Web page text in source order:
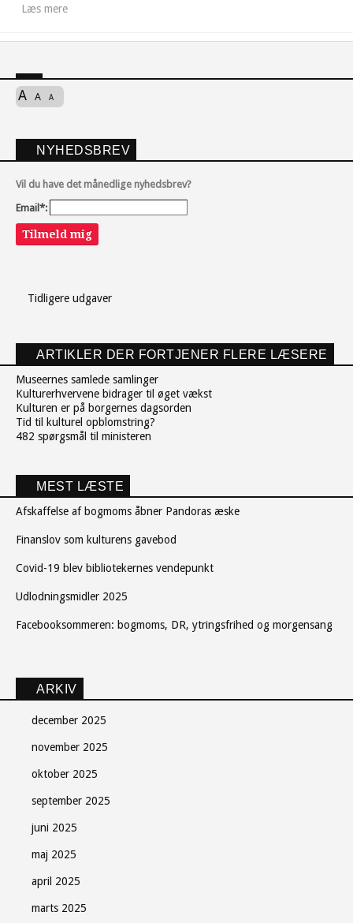
Læs mere
A A A
NYHEDSBREV
Vil du have det månedlige nyhedsbrev?
Email*:
Tilmeld mig
Tidligere udgaver
ARTIKLER DER FORTJENER FLERE LÆSERE
Museernes samlede samlinger
Kulturerhvervene bidrager til øget vækst
Kulturen er på borgernes dagsorden
Tid til kulturel opblomstring?
482 spørgsmål til ministeren
MEST LÆSTE
Afskaffelse af bogmoms åbner Pandoras æske
Finanslov som kulturens gavebod
Covid-19 blev bibliotekernes vendepunkt
Udlodningsmidler 2025
Facebooksommeren: bogmoms, DR, ytringsfrihed og morgensang
ARKIV
december 2025
november 2025
oktober 2025
september 2025
juni 2025
maj 2025
april 2025
marts 2025